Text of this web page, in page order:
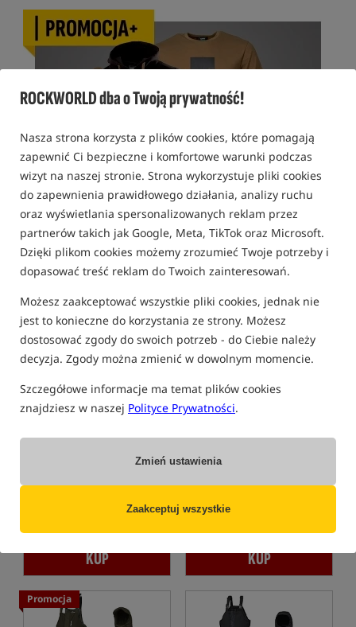
ROCKWORLD dba o Twoją prywatność!
Nasza strona korzysta z plików cookies, które pomagają
zapewnić Ci bezpieczne i komfortowe warunki podczas
wizyt na naszej stronie. Strona wykorzystuje pliki cookies
do zapewnienia prawidłowego działania, analizy ruchu
oraz wyświetlania spersonalizowanych reklam przez
partnerów takich jak Google, Meta, TikTok oraz Microsoft.
Dzięki plikom cookies możemy zrozumieć Twoje potrzeby i
dopasować treść reklam do Twoich zainteresowań.
Możesz zaakceptować wszystkie pliki cookies, jednak nie
jest to konieczne do korzystania ze strony. Możesz
dostosować zgody do swoich potrzeb - do Ciebie należy
decyzja. Zgody można zmienić w dowolnym momencie.
Szczegółowe informacje ma temat plików cookies
znajdziesz w naszej Polityce Prywatności.
Zmień ustawienia
Zaakceptuj wszystkie
Nowość!
Poncho przeciwdeszczowe Fox w kolorze Khaki
149,99PLN
KUP
Promocja
Jacket CAMO
934,99PLN
Cena kat.:
KUP
Promocja